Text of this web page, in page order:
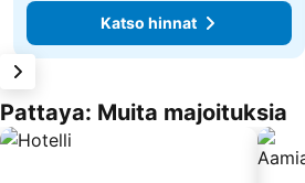
Katso hinnat
Pattaya: Muita majoituksia